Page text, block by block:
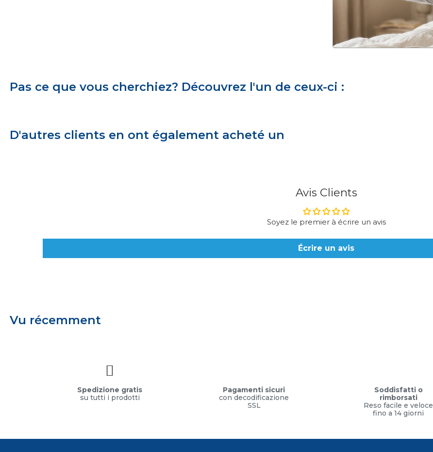
Pas ce que vous cherchiez? Découvrez l'un de ceux-ci :
D'autres clients en ont également acheté un
Avis Clients
Soyez le premier à écrire un avis
Écrire un avis
Vu récemment
Spedizione gratis
su tutti i prodotti
Pagamenti sicuri
con decodificazione
SSL
Soddisfatti o
rimborsati
Reso facile e veloce
fino a 14 giorni